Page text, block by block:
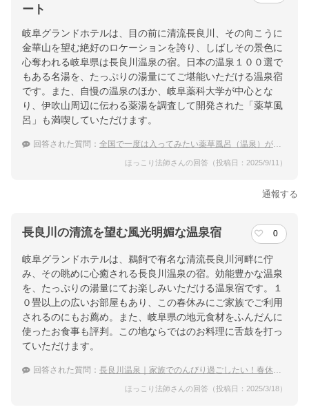
ート
岐阜グランドホテルは、目の前に清流長良川、その向こうに
金華山を望む絶好のロケーションを誇り、しばしその景色に
心奪われる岐阜県は長良川温泉の宿。日本の温泉１００選で
もある名湯を、たっぷりの湯量にてご堪能いただける温泉宿
です。また、自慢の温泉のほか、岐阜薬科大学が中心とな
り、伊吹山周辺に伝わる薬湯を調査して開発された「薬草風
呂」も満喫していただけます。
回答された質問： 全国で一度は入ってみたい薬草風呂（温泉）がある宿はどこ？
ほっこり法師さんの回答（投稿日：2025/9/11）
通報する
長良川の清流を望む風光明媚な温泉宿 0
岐阜グランドホテルは、鵜飼で有名な清流長良川河畔に佇
み、その眺めに心癒される長良川温泉の宿。効能豊かな温泉
を、たっぷりの湯量にてお楽しみいただける温泉宿です。１
０畳以上の広いお部屋もあり、この春休みにご家族でご利用
されるのにもお薦め。また、岐阜県の地元食材をふんだんに
使ったお食事も評判。この地ならではのお料理に舌鼓を打っ
ていただけます。
回答された質問： 長良川温泉｜家族でのんびり過ごしたい！春休みにおすすめの宿は？
ほっこり法師さんの回答（投稿日：2025/3/18）